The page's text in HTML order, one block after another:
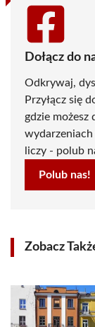
Dołącz do
Odkrywaj,
Przyłącz się
gdzie
liczy - polub
Polub nas!
Zobacz